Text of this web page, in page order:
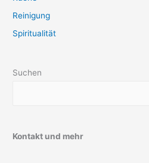
Reinigung
Spiritualität
Suchen
Kontakt und mehr